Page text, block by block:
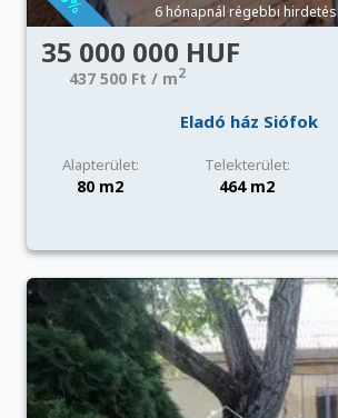
6 hónapnál régebbi hirdetés
35 000 000 HUF
437 500 Ft / m2
Eladó ház Siófok
Alapterület: Telekterület:
80 m2 464 m2